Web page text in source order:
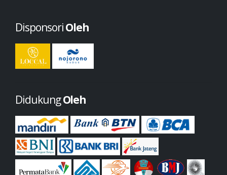
DisponsoriOleh
DidukungOleh